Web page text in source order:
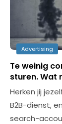
Advertising
Te weinig
sturen. Wat
Herken jij
B2B-dienst,
search-